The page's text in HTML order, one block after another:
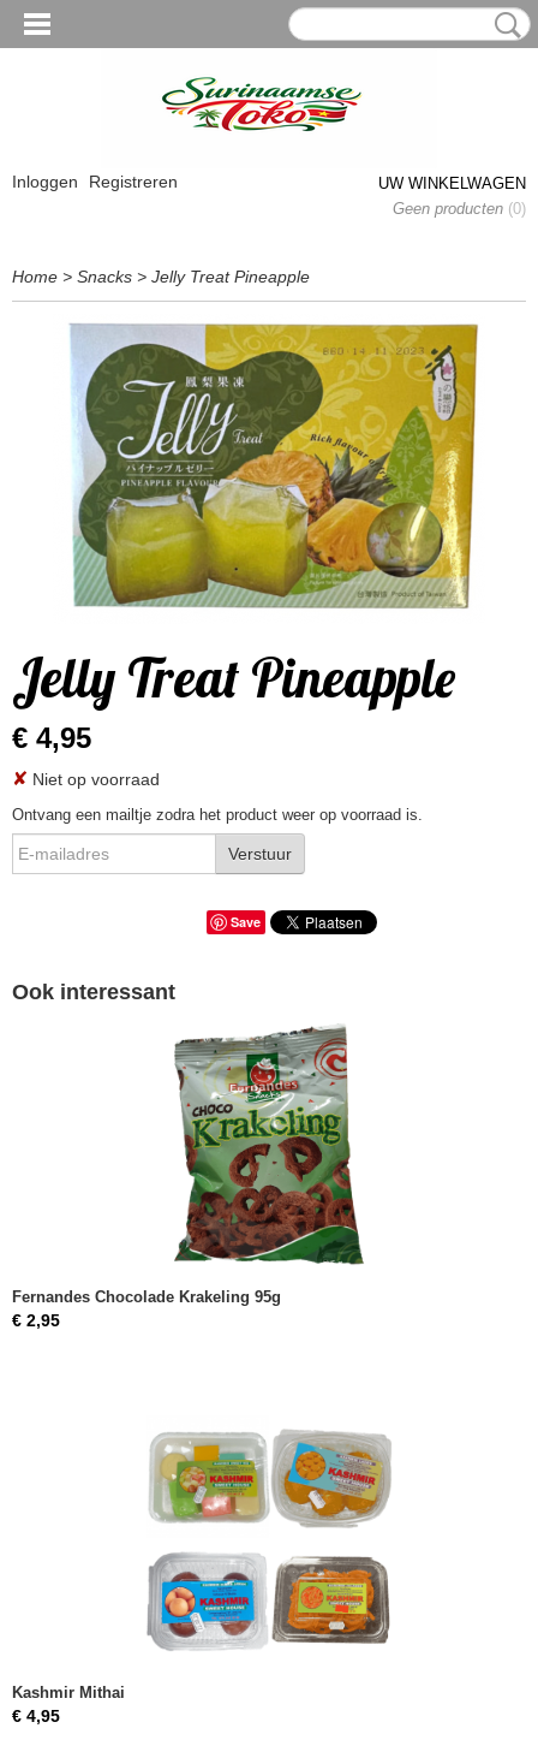
Inloggen Registreren
UW WINKELWAGEN
Geen producten (0)
Home > Snacks > Jelly Treat Pineapple
Jelly Treat Pineapple
€ 4,95
✘ Niet op voorraad
Ontvang een mailtje zodra het product weer op voorraad is.
Verstuur
Save
Ook interessant
Fernandes Chocolade Krakeling 95g
€ 2,95
Kashmir Mithai
€ 4,95